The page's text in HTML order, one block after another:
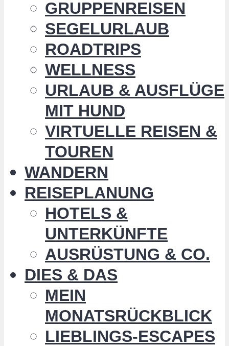
GRUPPENREISEN
SEGELURLAUB
ROADTRIPS
WELLNESS
URLAUB & AUSFLÜGE
MIT HUND
VIRTUELLE REISEN &
TOUREN
WANDERN
REISEPLANUNG
HOTELS &
UNTERKÜNFTE
AUSRÜSTUNG & CO.
DIES & DAS
MEIN
MONATSRÜCKBLICK
LIEBLINGS-ESCAPES